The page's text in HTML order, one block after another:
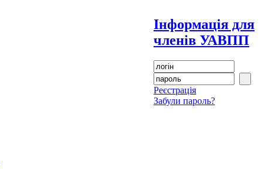
Інформація для
членів УАВПП
Реєстрація
Забули пароль?